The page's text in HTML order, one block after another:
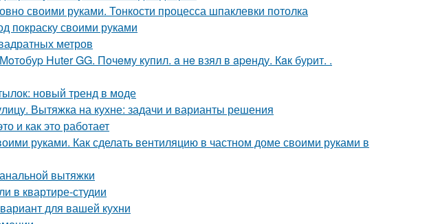
своими руками. Тонкости процесса шпаклевки потолка
покраску своими руками
метров
Huter GG. Пoчeму купил. a нe взял в apeнду. Кaк буpит. .
новый тренд в моде
Вытяжка на кухне: задачи и варианты решения
и как это работает
руками. Как сделать вентиляцию в частном доме своими руками в
вытяжки
в квартире-студии
для вашей кухни